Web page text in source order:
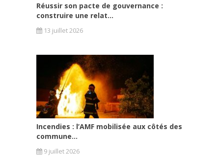
Réussir son pacte de gouvernance :
construire une relat...
13 juillet 2026
Incendies : l’AMF mobilisée aux côtés des
commune...
9 juillet 2026